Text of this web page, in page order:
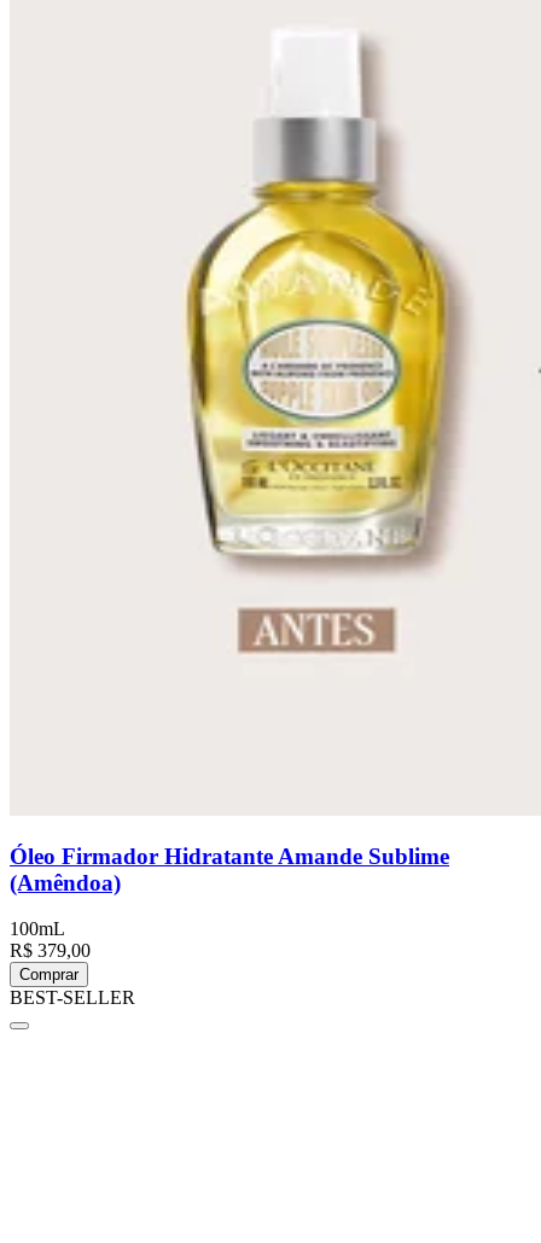
Óleo Firmador Hidratante Amande Sublime
(Amêndoa)
100mL
R$ 379,00
Comprar
BEST-SELLER